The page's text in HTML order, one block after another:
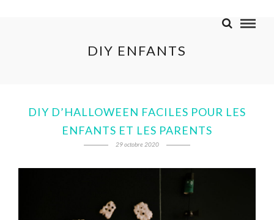
DIY ENFANTS
DIY D’HALLOWEEN FACILES POUR LES
ENFANTS ET LES PARENTS
29 octobre 2020